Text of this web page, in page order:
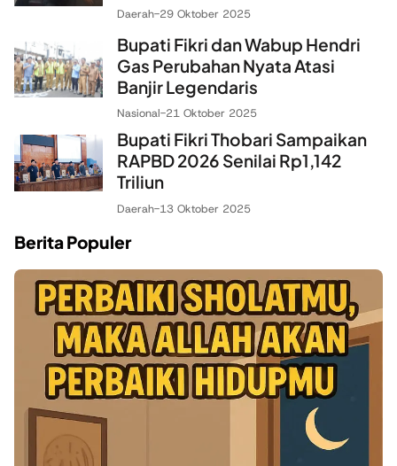
Daerah-29 Oktober 2025
Bupati Fikri dan Wabup Hendri
Gas Perubahan Nyata Atasi
Banjir Legendaris
Nasional-21 Oktober 2025
Bupati Fikri Thobari Sampaikan
RAPBD 2026 Senilai Rp1,142
Triliun
Daerah-13 Oktober 2025
Berita Populer